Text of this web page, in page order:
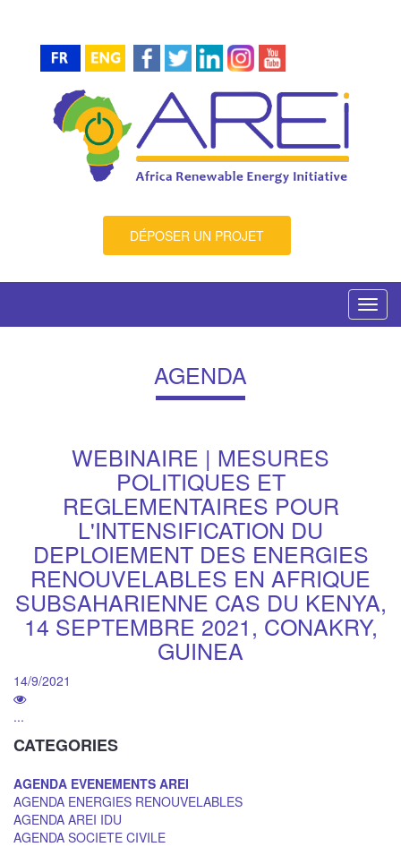
DÉPOSER UN PROJET
AGENDA
WEBINAIRE | MESURES
POLITIQUES ET
REGLEMENTAIRES POUR
L'INTENSIFICATION DU
DEPLOIEMENT DES ENERGIES
RENOUVELABLES EN AFRIQUE
SUBSAHARIENNE CAS DU KENYA,
14 SEPTEMBRE 2021, CONAKRY,
GUINEA
14/9/2021
...
CATEGORIES
AGENDA EVENEMENTS AREI
AGENDA ENERGIES RENOUVELABLES
AGENDA AREI IDU
AGENDA SOCIETE CIVILE